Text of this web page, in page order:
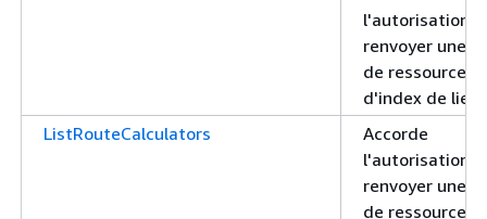
l'autorisation
renvoyer une
de ressources
d'index de lieu.
ListRouteCalculators
Accorde
l'autorisation
renvoyer une
de ressources